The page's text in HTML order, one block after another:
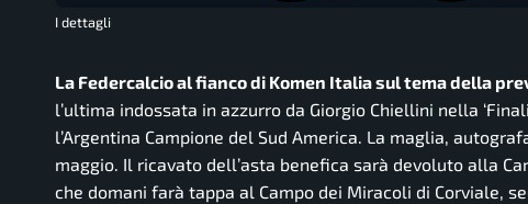
I dettagli
La Federcalcio al fianco di Komen Italia sul tema della
l’ultima indossata in azzurro da Giorgio Chiellini nella
l’Argentina Campione del Sud America. La maglia,
maggio. Il ricavato dell’asta benefica sarà devoluto alla
che domani farà tappa al Campo dei Miracoli di Corviale,